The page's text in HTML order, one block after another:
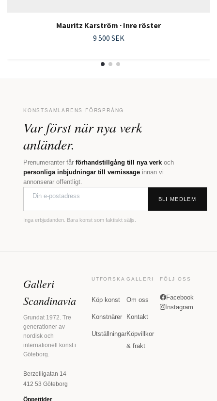
Mauritz Karström · Inre röster
9 500 SEK
KONSTSAMLARENS FÖRSPRÅNG
Var först när nya verk
anländer.
Prenumeranter får förhandstillgång till nya verk och
personliga inbjudningar till vernissage innan vi
annonserar offentligt.
BLI MEDLEM
Inga erbjudanden. Bara konst som faktiskt säljs.
Galleri
Scandinavia
Grundat 1972. Tre
generationer av
nordisk och
internationell konst i
Göteborg.
Berzeliigatan 14
412 53 Göteborg
Öppettider
UTFORSKA
Köp konst
Konstnärer
Utställningar
GALLERI
Om oss
Kontakt
Köpvillkor
& frakt
FÖLJ OSS
Facebook
Instagram